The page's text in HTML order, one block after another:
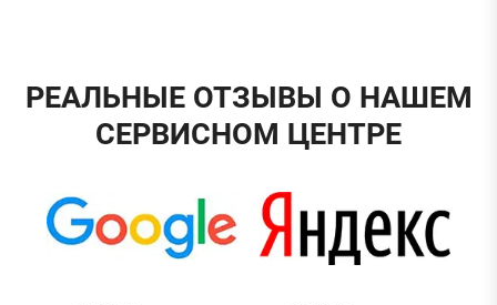
РЕАЛЬНЫЕ ОТЗЫВЫ О НАШЕМ
СЕРВИСНОМ ЦЕНТРЕ